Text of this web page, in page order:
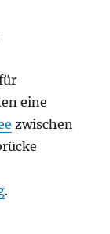
eine
zwischen
.